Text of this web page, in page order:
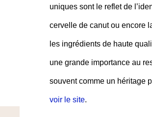
uniques sont le reflet de
cervelle de canut ou encore
les ingrédients de haute
une grande importance au
souvent comme un héritage
voir le site.